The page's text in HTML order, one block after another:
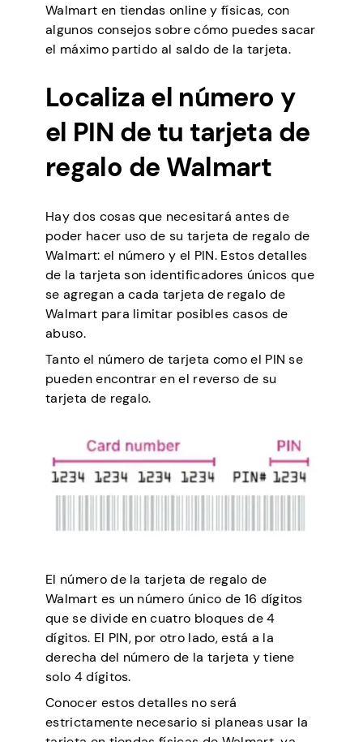
Walmart en tiendas online y físicas, con
algunos consejos sobre cómo puedes sacar
el máximo partido al saldo de la tarjeta.
Localiza el número y
el PIN de tu tarjeta de
regalo de Walmart
Hay dos cosas que necesitará antes de
poder hacer uso de su tarjeta de regalo de
Walmart: el número y el PIN. Estos detalles
de la tarjeta son identificadores únicos que
se agregan a cada tarjeta de regalo de
Walmart para limitar posibles casos de
abuso.
Tanto el número de tarjeta como el PIN se
pueden encontrar en el reverso de su
tarjeta de regalo.
El número de la tarjeta de regalo de
Walmart es un número único de 16 dígitos
que se divide en cuatro bloques de 4
dígitos. El PIN, por otro lado, está a la
derecha del número de la tarjeta y tiene
solo 4 dígitos.
Conocer estos detalles no será
estrictamente necesario si planeas usar la